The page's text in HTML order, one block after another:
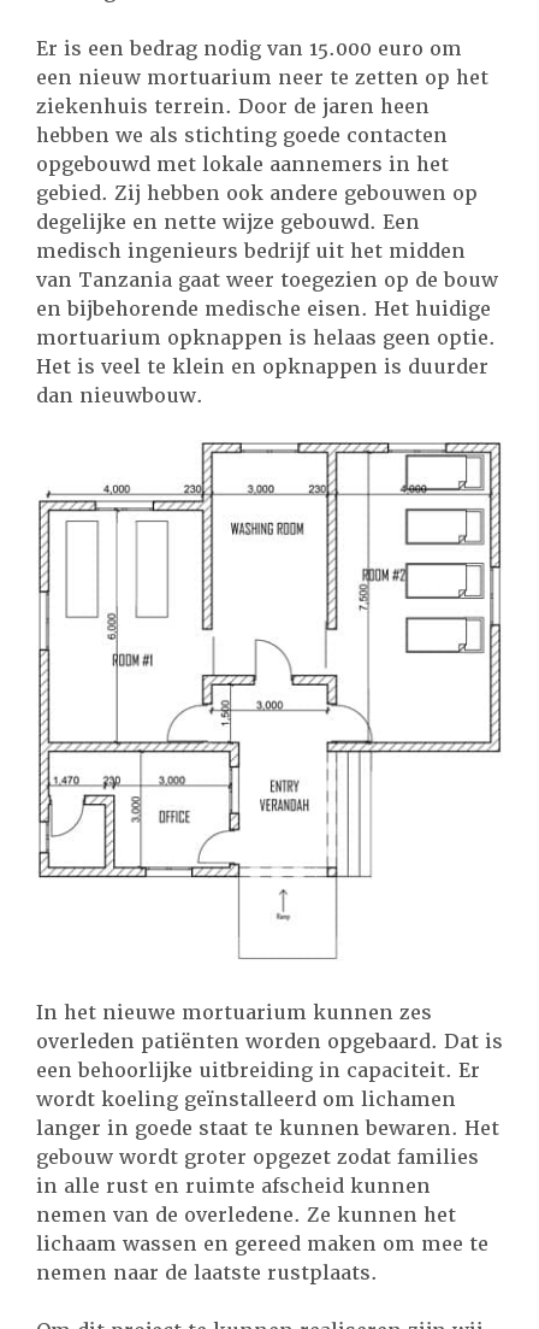
Er is een bedrag nodig van 15.000 euro om
een nieuw mortuarium neer te zetten op het
ziekenhuis terrein. Door de jaren heen
hebben we als stichting goede contacten
opgebouwd met lokale aannemers in het
gebied. Zij hebben ook andere gebouwen op
degelijke en nette wijze gebouwd. Een
medisch ingenieurs bedrijf uit het midden
van Tanzania gaat weer toegezien op de bouw
en bijbehorende medische eisen. Het huidige
mortuarium opknappen is helaas geen optie.
Het is veel te klein en opknappen is duurder
dan nieuwbouw.
In het nieuwe mortuarium kunnen zes
overleden patiënten worden opgebaard. Dat is
een behoorlijke uitbreiding in capaciteit. Er
wordt koeling geïnstalleerd om lichamen
langer in goede staat te kunnen bewaren. Het
gebouw wordt groter opgezet zodat families
in alle rust en ruimte afscheid kunnen
nemen van de overledene. Ze kunnen het
lichaam wassen en gereed maken om mee te
nemen naar de laatste rustplaats.